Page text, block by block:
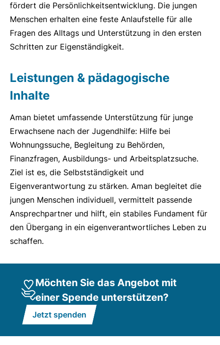
fördert die Persönlichkeitsentwicklung. Die jungen
Menschen erhalten eine feste Anlaufstelle für alle
Fragen des Alltags und Unterstützung in den ersten
Schritten zur Eigenständigkeit.
Leistungen & pädagogische
Inhalte
Aman bietet umfassende Unterstützung für junge
Erwachsene nach der Jugendhilfe: Hilfe bei
Wohnungssuche, Begleitung zu Behörden,
Finanzfragen, Ausbildungs- und Arbeitsplatzsuche.
Ziel ist es, die Selbstständigkeit und
Eigenverantwortung zu stärken. Aman begleitet die
jungen Menschen individuell, vermittelt passende
Ansprechpartner und hilft, ein stabiles Fundament für
den Übergang in ein eigenverantwortliches Leben zu
schaffen.
Möchten Sie das Angebot mit
einer Spende unterstützen?
Jetzt spenden